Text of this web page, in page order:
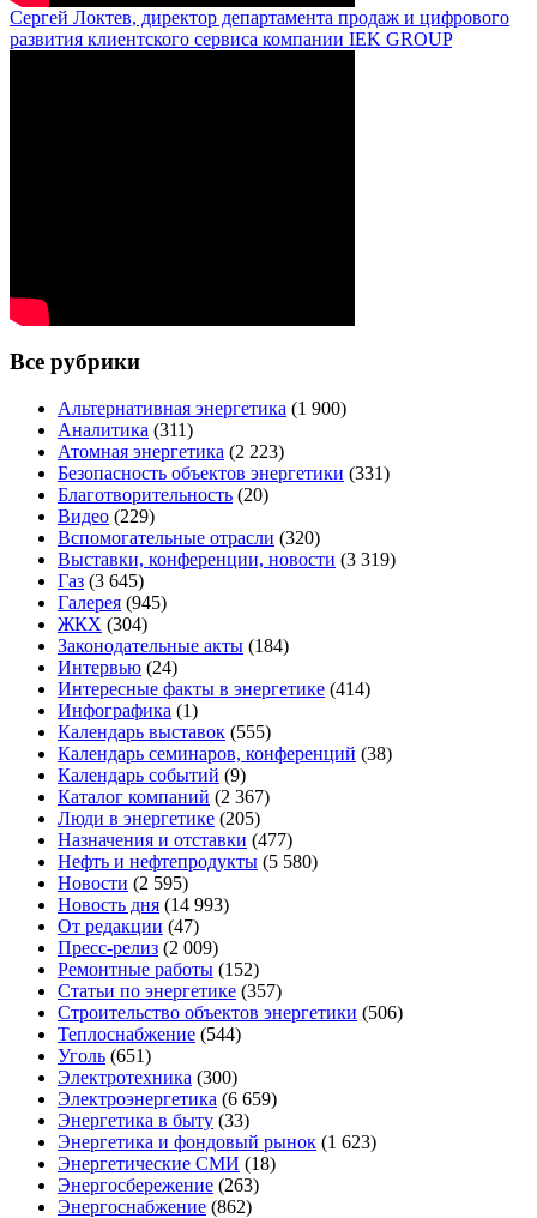
Сергей Локтев, директор департамента продаж и цифрового
развития клиентского сервиса компании IEK GROUP
Все рубрики
Альтернативная энергетика (1 900)
Аналитика (311)
Атомная энергетика (2 223)
Безопасность объектов энергетики (331)
Благотворительность (20)
Видео (229)
Вспомогательные отрасли (320)
Выставки, конференции, новости (3 319)
Газ (3 645)
Галерея (945)
ЖКХ (304)
Законодательные акты (184)
Интервью (24)
Интересные факты в энергетике (414)
Инфографика (1)
Календарь выставок (555)
Календарь семинаров, конференций (38)
Календарь событий (9)
Каталог компаний (2 367)
Люди в энергетике (205)
Назначения и отставки (477)
Нефть и нефтепродукты (5 580)
Новости (2 595)
Новость дня (14 993)
От редакции (47)
Пресс-релиз (2 009)
Ремонтные работы (152)
Статьи по энергетике (357)
Строительство объектов энергетики (506)
Теплоснабжение (544)
Уголь (651)
Электротехника (300)
Электроэнергетика (6 659)
Энергетика в быту (33)
Энергетика и фондовый рынок (1 623)
Энергетические СМИ (18)
Энергосбережение (263)
Энергоснабжение (862)